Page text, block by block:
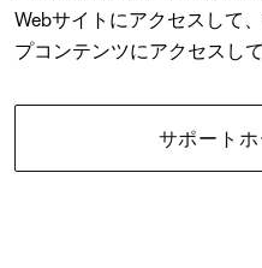
Webサイトにアクセスして
プコンテンツにアクセスし
サポート